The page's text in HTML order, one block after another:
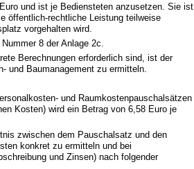
und ist je Bediensteten anzusetzen. Sie ist
öffentlich-rechtliche Leistung teilweise
vorgehalten wird.
8 der Anlage 2c.
Berechnungen erforderlich sind, ist der
und Baumanagement zu ermitteln.
und Raumkostenpauschalsätzen
Kosten) wird ein Betrag von 6,58 Euro je
zwischen dem Pauschalsatz und den
konkret zu ermitteln und bei
und Zinsen) nach folgender